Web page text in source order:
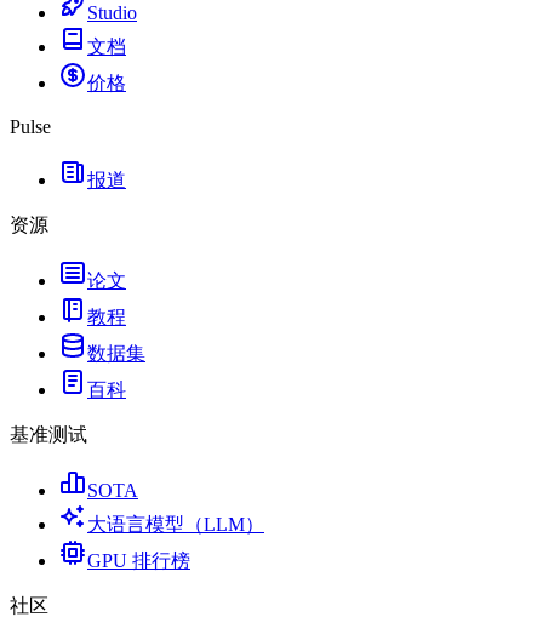
Studio
文档
价格
Pulse
报道
资源
论文
教程
数据集
百科
基准测试
SOTA
大语言模型（LLM）
GPU 排行榜
社区